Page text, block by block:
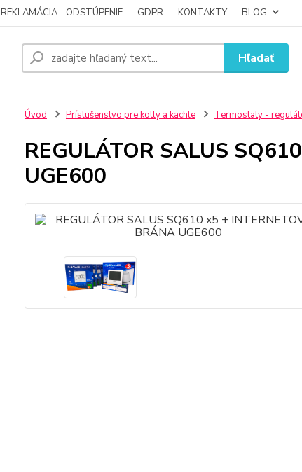
REKLAMÁCIA - ODSTÚPENIE GDPR KONTAKTY BLOG
Hľadať
Úvod Príslušenstvo pre kotly a kachle Termostaty -
REGULÁTOR SALUS
UGE600